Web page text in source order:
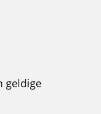
geldige